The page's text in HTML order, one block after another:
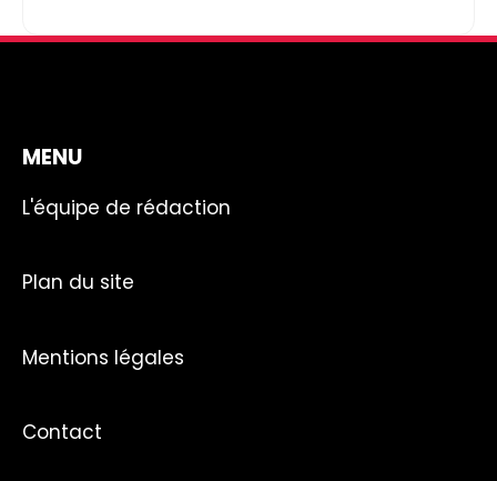
MENU
L'équipe de rédaction
Plan du site
Mentions légales
Contact